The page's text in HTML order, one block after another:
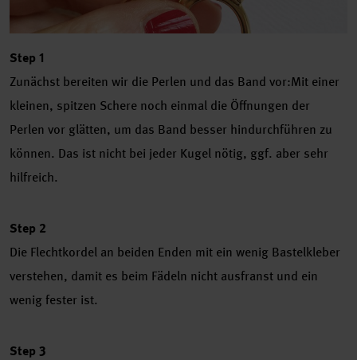
Step 1
Zunächst bereiten wir die Perlen und das Band vor:Mit einer
kleinen, spitzen Schere noch einmal die Öffnungen der
Perlen vor glätten, um das Band besser hindurchführen zu
können. Das ist nicht bei jeder Kugel nötig, ggf. aber sehr
hilfreich.
Step 2
Die Flechtkordel an beiden Enden mit ein wenig Bastelkleber
verstehen, damit es beim Fädeln nicht ausfranst und ein
wenig fester ist.
Step 3